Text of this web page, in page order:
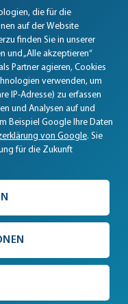
Parfum
016
für unterwegs! Der
Klassiker in der
50 ml-Tube.
€
Tube(138,00 € / l)
zzgl. Versand
im
geöffnet
die für die
auf der Website
finden Sie in unserer
und „Alle akzeptieren“
Partner agieren, Cookies
verwenden, um
IP-Adresse) zu erfassen
und Analysen auf und
Beispiel Google Ihre Daten
von Google. Sie
für die Zukunft
SEHR GUT
SEHR GUT